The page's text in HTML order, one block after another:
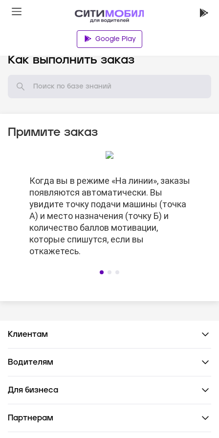
Google Play
Как выполнить заказ
Примите заказ
Нажмите на кнопку «Маршрут» и
выберите ваш любимый навигатор.
Когда вы в режиме «На линии», заказы
появляются автоматически. Вы
увидите точку подачи машины (точка
А) и место назначения (точку Б) и
количество баллов мотивации,
которые спишутся, если вы
откажетесь.
Нажмите на кнопку «Принять заказ»
Нажмите на кнопку «Маршрут» и
выберите ваш любимый навигатор.
Когда вы в режиме «На линии», заказы
появляются автоматически. Вы
увидите точку подачи машины (точка
А) и место назначения (точку Б) и
количество баллов мотивации,
которые спишутся, если вы
откажетесь.
Клиентам
Водителям
Для бизнеса
Партнерам